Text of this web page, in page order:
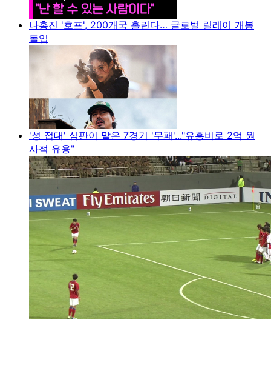
나홍진 '호프', 200개국 홀린다… 글로벌 릴레이 개봉
돌입
'성 접대' 심판이 맡은 7경기 '무패'..."유흥비로 2억 원
사적 유용"